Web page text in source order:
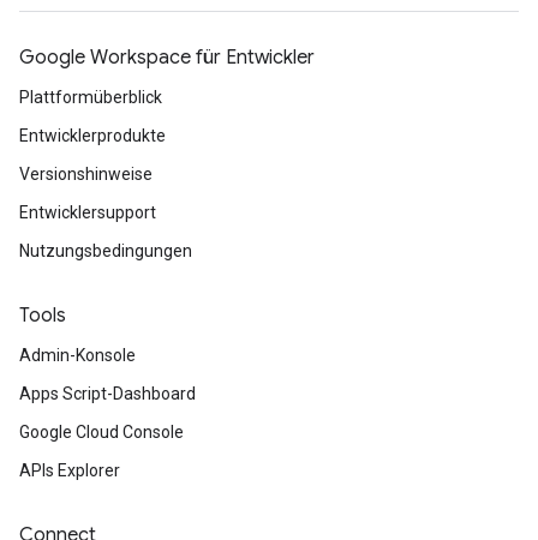
Google Workspace für Entwickler
Plattformüberblick
Entwicklerprodukte
Versionshinweise
Entwicklersupport
Nutzungsbedingungen
Tools
Admin-Konsole
Apps Script-Dashboard
Google Cloud Console
APIs Explorer
Connect